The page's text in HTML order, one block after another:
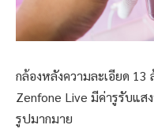
กล้องหลังความละเอียด 13
Zenfone Live มีค่ารูรับแ
รูปมากมาย